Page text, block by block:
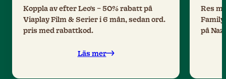
Koppla av efter Leo's – 50% rabatt på
Viaplay Film & Serier i 6 mån, sedan ord.
pris med rabattkod.
Läs mer
Res
på